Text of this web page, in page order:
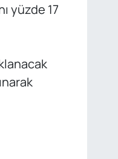
yüzde 17